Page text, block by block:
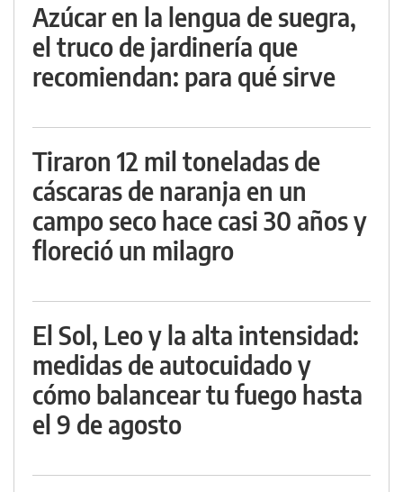
Azúcar en la lengua de suegra,
el truco de jardinería que
recomiendan: para qué sirve
Tiraron 12 mil toneladas de
cáscaras de naranja en un
campo seco hace casi 30 años y
floreció un milagro
El Sol, Leo y la alta intensidad:
medidas de autocuidado y
cómo balancear tu fuego hasta
el 9 de agosto